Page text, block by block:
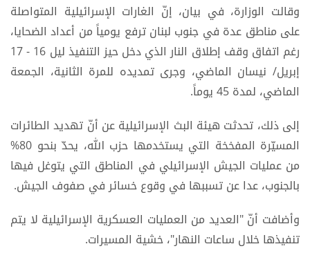
وقالت الوزارة، في بيان، إنّ الغارات الإسرائيلية المتواصلة
على مناطق عدة في جنوب لبنان ترفع يومياً من أعداد الضحايا،
رغم اتفاق وقف إطلاق النار الذي دخل حيز التنفيذ ليل 16 - 17
إبريل/ نيسان الماضي، وجرى تمديده للمرة الثانية، الجمعة
الماضي، لمدة 45 يوماً.
إلى ذلك، تحدثت هيئة البث الإسرائيلية عن أنّ تهديد الطائرات
المسيّرة المفخخة التي يستخدمها حزب الله، يحدّ بنحو 80%
من عمليات الجيش الإسرائيلي في المناطق التي يتوغل فيها
بالجنوب، عدا عن تسببها في وقوع خسائر في صفوف الجيش.
وأضافت أنّ "العديد من العمليات العسكرية الإسرائيلية لا يتم
تنفيذها خلال ساعات النهار"، خشية المسيرات.